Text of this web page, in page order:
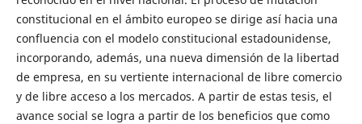
constitucional en el ámbito europeo se dirige así hacia una
confluencia con el modelo constitucional estadounidense,
incorporando, además, una nueva dimensión de la libertad
de empresa, en su vertiente internacional de libre comercio
y de libre acceso a los mercados. A partir de estas tesis, el
avance social se logra a partir de los beneficios que como